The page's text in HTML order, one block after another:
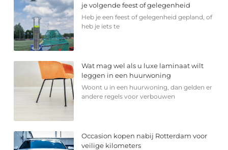
je volgende feest of gelegenheid
Heb je een feest of gelegenheid gepland, of
heb je iets te
Wat mag wel als u luxe laminaat wilt
leggen in een huurwoning
Woont u in een huurwoning, dan gelden er
andere regels voor verbouwen
Occasion kopen nabij Rotterdam voor
veilige kilometers